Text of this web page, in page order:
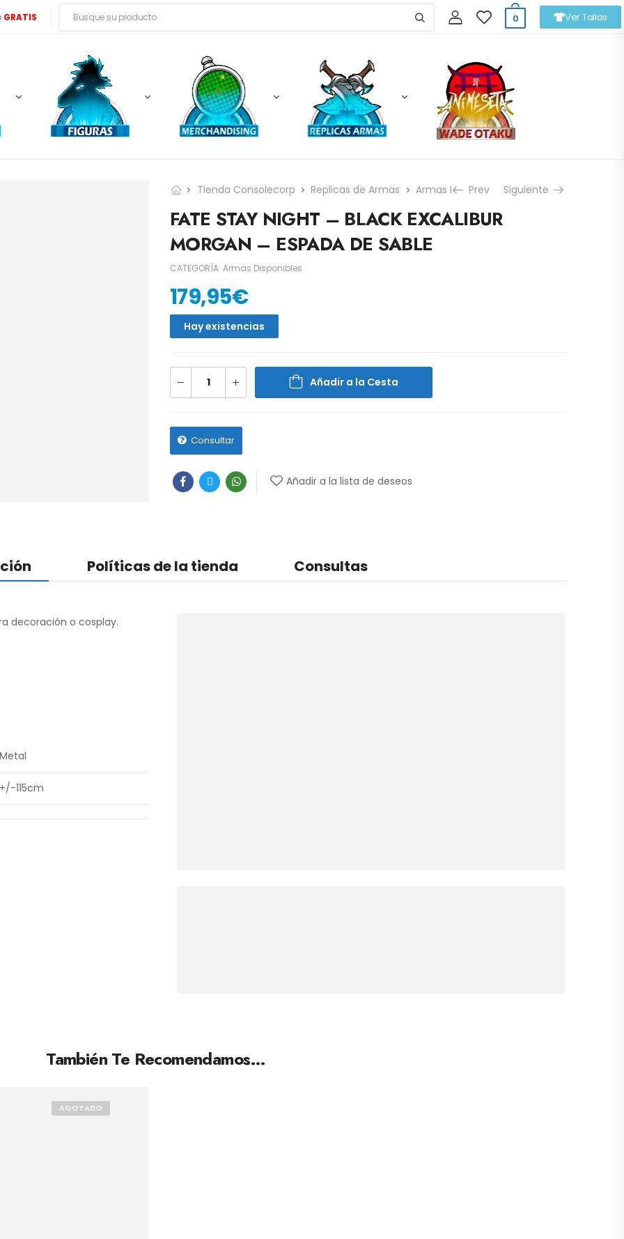
GRATIS 0 Ver Tallas
Tienda Consolecorp Replicas de Armas Armas Disponibles FATE STAY NIGHT –
Prev Siguiente
FATE STAY NIGHT – BLACK EXCALIBUR
MORGAN – ESPADA DE SABLE
CATEGORÍA: Armas Disponibles
179,95€
Hay existencias
Añadir a la Cesta
Consultar
Añadir a la lista de deseos
Políticas de la tienda Consultas
decoración o cosplay.
Metal
+/-115cm
También Te Recomendamos…
AGOTADO